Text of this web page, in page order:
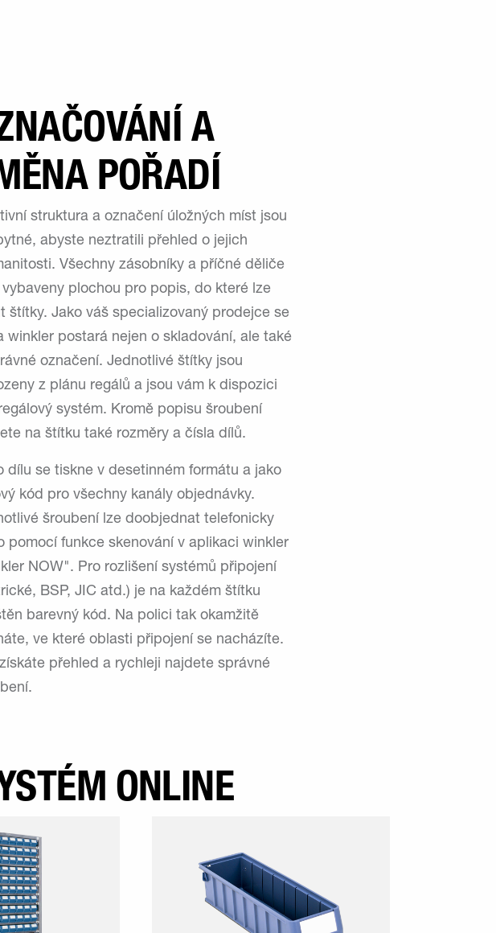
A
POŘADÍ
struktura a označení úložných míst jsou
abyste neztratili přehled o jejich
Všechny zásobníky a příčné děliče
vybaveny plochou pro popis, do které lze
štítky. Jako váš specializovaný prodejce se
winkler postará nejen o skladování, ale také
označení. Jednotlivé štítky jsou
z plánu regálů a jsou vám k dispozici
systém. Kromě popisu šroubení
na štítku také rozměry a čísla dílů.
dílu se tiskne v desetinném formátu a jako
kód pro všechny kanály objednávky.
šroubení lze doobjednat telefonicky
pomocí funkce skenování v aplikaci winkler
NOW". Pro rozlišení systémů připojení
BSP, JIC atd.) je na každém štítku
barevný kód. Na polici tak okamžitě
ve které oblasti připojení se nacházíte.
získáte přehled a rychleji najdete správné
ONLINE